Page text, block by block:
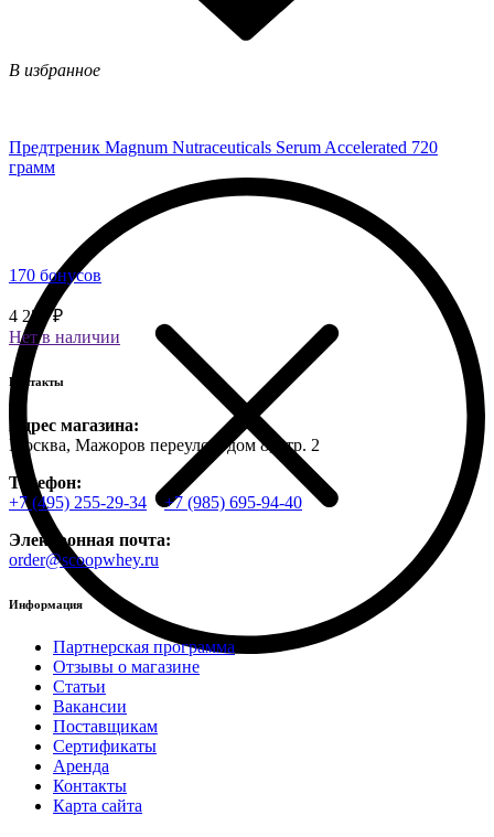
В избранное
Предтреник Magnum Nutraceuticals Serum Accelerated 720
грамм
170 бонусов
4 250 ₽
Нет в наличии
Контакты
Адрес магазина:
Москва, Мажоров переулок, дом 8, стр. 2
Телефон:
+7 (495) 255-29-34
+7 (985) 695-94-40
Электронная почта:
order@scoopwhey.ru
Информация
Партнерская программа
Отзывы о магазине
Статьи
Вакансии
Поставщикам
Сертификаты
Аренда
Контакты
Карта сайта